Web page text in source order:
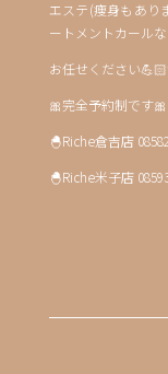
エステ(痩身もあり
ートメントカールな
お任せください
🎀完全予約制です🎀
🐣Riche倉吉店
🐣Riche米子店